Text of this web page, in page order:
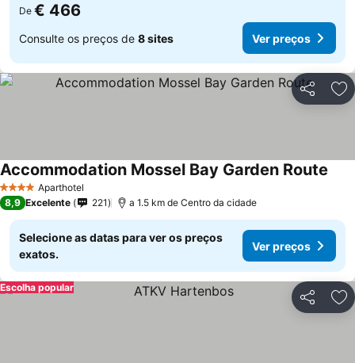
De € 466
Consulte os preços de 8 sites Ver preços
Partilhar
4 EstrelasAparthotel
Accommodation Mossel Bay Garden Route
8,9 Excelente 221 a 1.5 km de Centro da cidade
Selecione as datas para ver os preços
exatos.
Ver preços
Partilhar
Escolha popular